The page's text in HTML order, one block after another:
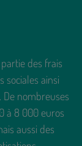
des frais
sociales ainsi
nombreuses
à 8 000 euros
aussi des